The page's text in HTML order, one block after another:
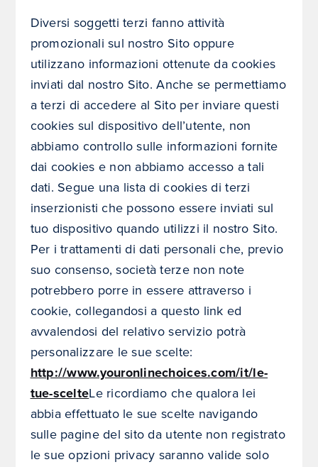
Diversi soggetti terzi fanno attività
promozionali sul nostro Sito oppure
utilizzano informazioni ottenute da cookies
inviati dal nostro Sito. Anche se permettiamo
a terzi di accedere al Sito per inviare questi
cookies sul dispositivo dell’utente, non
abbiamo controllo sulle informazioni fornite
dai cookies e non abbiamo accesso a tali
dati. Segue una lista di cookies di terzi
inserzionisti che possono essere inviati sul
tuo dispositivo quando utilizzi il nostro Sito.
Per i trattamenti di dati personali che, previo
suo consenso, società terze non note
potrebbero porre in essere attraverso i
cookie, collegandosi a questo link ed
avvalendosi del relativo servizio potrà
personalizzare le sue scelte:
http://www.youronlinechoices.com/it/le-
tue-scelteLe ricordiamo che qualora lei
abbia effettuato le sue scelte navigando
sulle pagine del sito da utente non registrato
le sue opzioni privacy saranno valide solo